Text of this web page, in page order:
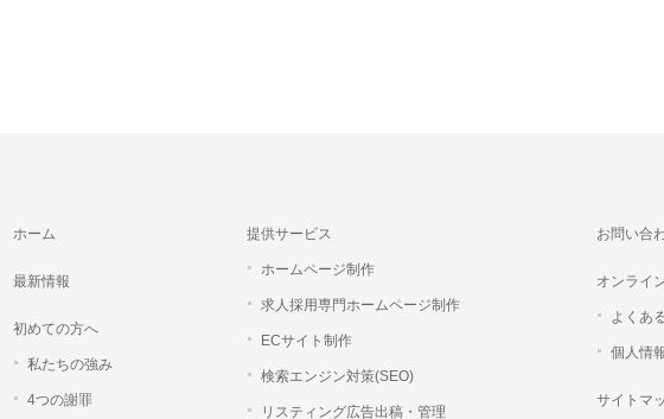
ホーム
最新情報
初めての方へ
私たちの強み
4つの謝罪
提供サービス
ホームページ制作
求人採用専門ホームページ制作
ECサイト制作
検索エンジン対策(SEO)
リスティング広告出稿・管理
お問い合
オンライ
よくあ
個人情
サイトマ